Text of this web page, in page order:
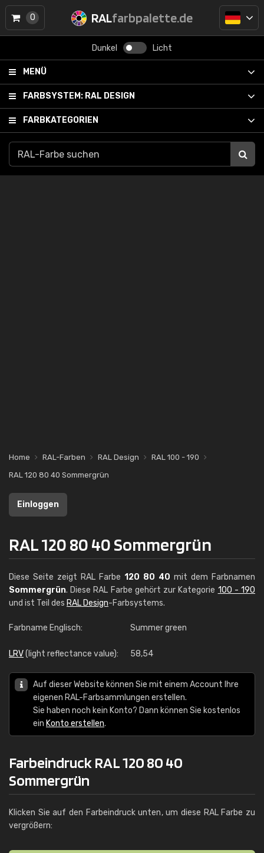
RALfarbpalette.de
Dunkel Licht
MENÜ
FARBSYSTEM: RAL DESIGN
FARBKATEGORIEN
0
Home RAL-Farben RAL Design
RAL 100 - 190
RAL 120 80 40 Sommergrün
Einloggen
RAL 120 80 40 Sommergrün
Diese Seite zeigt RAL Farbe 120 80 40 mit dem Farbnamen
Sommergrün. Diese RAL Farbe gehört zur Kategorie 100 - 190
und ist Teil des RAL Design-Farbsystems.
Farbname Englisch: Summer green
LRV(light reflectance value): 58,54
Auf dieser Website können Sie mit einem Account Ihre
eigenen RAL-Farbsammlungen erstellen.
Sie haben noch kein Konto? Dann können Sie kostenlos
ein Konto erstellen.
Farbeindruck RAL 120 80 40
Sommergrün
Klicken Sie auf den Farbeindruck unten, um diese RAL Farbe zu
vergrößern: